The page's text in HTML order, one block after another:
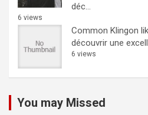
déc...
6 views
Common Klingon
découvrir une
6 views
You may Missed